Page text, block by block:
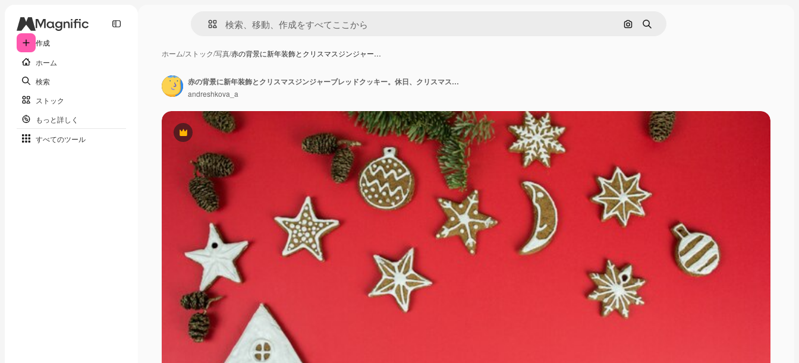
作成
ホーム
検索
ストック
もっと詳しく
すべてのツール
画像で検索
検索
ホーム/ストック/写真/赤の背景に新年装飾とクリスマスジンジャー…
Premium
赤の背景に新年装飾とクリスマスジンジャーブレッドクッキー。休日、クリスマス、デザート、正月料理、デザイン要素の概念
andreshkova_a